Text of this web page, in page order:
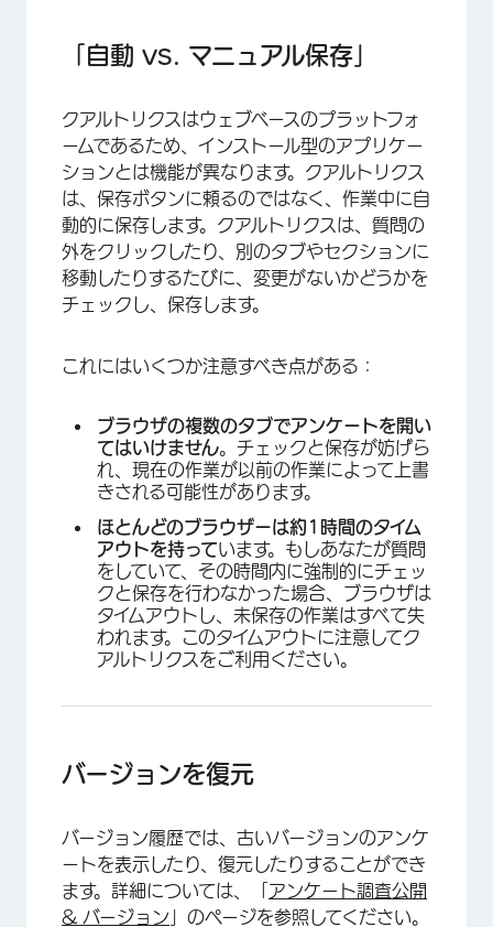
「自動 vs. マニュアル保存」
クアルトリクスはウェブベースのプラットフォ
ームであるため、インストール型のアプリケー
ションとは機能が異なります。クアルトリクス
は、保存ボタンに頼るのではなく、作業中に自
動的に保存します。クアルトリクスは、質問の
外をクリックしたり、別のタブやセクションに
移動したりするたびに、変更がないかどうかを
チェックし、保存します。
これにはいくつか注意すべき点がある：
ブラウザの複数のタブでアンケートを開い
てはいけません。チェックと保存が妨げら
れ、現在の作業が以前の作業によって上書
きされる可能性があります。
ほとんどのブラウザーは約1時間のタイム
アウトを持っています。もしあなたが質問
をしていて、その時間内に強制的にチェッ
クと保存を行わなかった場合、ブラウザは
タイムアウトし、未保存の作業はすべて失
われます。このタイムアウトに注意してク
アルトリクスをご利用ください。
バージョンを復元
バージョン履歴では、古いバージョンのアンケ
ートを表示したり、復元したりすることができ
ます。詳細については、「 アンケート調査公開
& バージョン 」のページを参照してください。